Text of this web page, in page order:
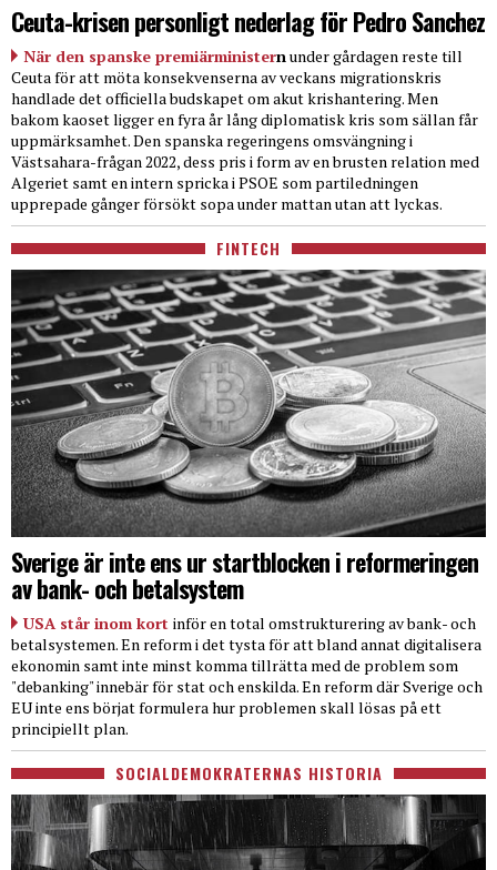
Ceuta-krisen personligt nederlag för Pedro Sanchez
När den spanske premiärministernunder gårdagen reste till
Ceuta för att möta konsekvenserna av veckans migrationskris
handlade det officiella budskapet om akut krishantering. Men
bakom kaoset ligger en fyra år lång diplomatisk kris som sällan får
uppmärksamhet. Den spanska regeringens omsvängning i
Västsahara-frågan 2022, dess pris i form av en brusten relation med
Algeriet samt en intern spricka i PSOE som partiledningen
upprepade gånger försökt sopa under mattan utan att lyckas.
FINTECH
Sverige är inte ens ur startblocken i reformeringen
av bank- och betalsystem
USA står inom kort inför en total omstrukturering av bank- och
betalsystemen. En reform i det tysta för att bland annat digitalisera
ekonomin samt inte minst komma tillrätta med de problem som
"debanking" innebär för stat och enskilda. En reform där Sverige och
EU inte ens börjat formulera hur problemen skall lösas på ett
principiellt plan.
SOCIALDEMOKRATERNAS HISTORIA